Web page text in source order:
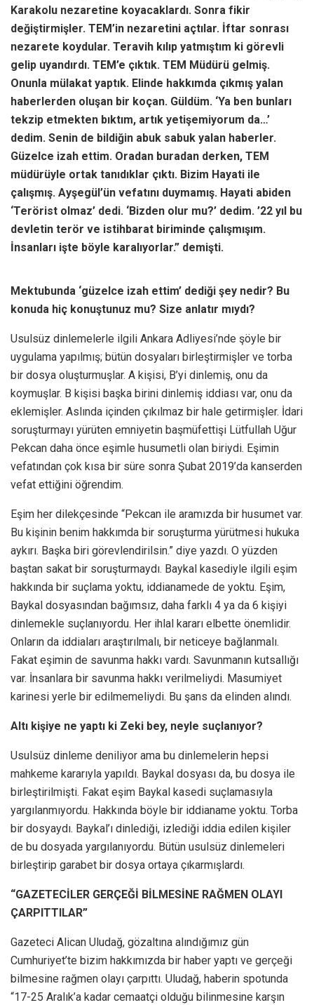
Karakolu nezaretine koyacaklardı. Sonra fikir
değiştirmişler. TEM’in nezaretini açtılar. İftar sonrası
nezarete koydular. Teravih kılıp yatmıştım ki görevli
gelip uyandırdı. TEM’e çıktık. TEM Müdürü gelmiş.
Onunla mülakat yaptık. Elinde hakkımda çıkmış yalan
haberlerden oluşan bir koçan. Güldüm. ‘Ya ben bunları
tekzip etmekten bıktım, artık yetişemiyorum da…’
dedim. Senin de bildiğin abuk sabuk yalan haberler.
Güzelce izah ettim. Oradan buradan derken, TEM
müdürüyle ortak tanıdıklar çıktı. Bizim Hayati ile
çalışmış. Ayşegül’ün vefatını duymamış. Hayati abiden
‘Terörist olmaz’ dedi. ‘Bizden olur mu?’ dedim. ’22 yıl bu
devletin terör ve istihbarat biriminde çalışmışım.
İnsanları işte böyle karalıyorlar.” demişti.
Mektubunda ‘güzelce izah ettim’ dediği şey nedir? Bu
konuda hiç konuştunuz mu? Size anlatır mıydı?
Usulsüz dinlemelerle ilgili Ankara Adliyesi’nde şöyle bir
uygulama yapılmış; bütün dosyaları birleştirmişler ve torba
bir dosya oluşturmuşlar. A kişisi, B’yi dinlemiş, onu da
koymuşlar. B kişisi başka birini dinlemiş iddiası var, onu da
eklemişler. Aslında içinden çıkılmaz bir hale getirmişler. İdari
soruşturmayı yürüten emniyetin başmüfettişi Lütfullah Uğur
Pekcan daha önce eşimle husumetli olan biriydi. Eşimin
vefatından çok kısa bir süre sonra Şubat 2019’da kanserden
vefat ettiğini öğrendim.
Eşim her dilekçesinde “Pekcan ile aramızda bir husumet var.
Bu kişinin benim hakkımda bir soruşturma yürütmesi hukuka
aykırı. Başka biri görevlendirilsin.” diye yazdı. O yüzden
baştan sakat bir soruşturmaydı. Baykal kasediyle ilgili eşim
hakkında bir suçlama yoktu, iddianamede de yoktu. Eşim,
Baykal dosyasından bağımsız, daha farklı 4 ya da 6 kişiyi
dinlemekle suçlanıyordu. Her ihlal kararı elbette önemlidir.
Onların da iddiaları araştırılmalı, bir neticeye bağlanmalı.
Fakat eşimin de savunma hakkı vardı. Savunmanın kutsallığı
var. İnsanlara bir savunma hakkı verilmeliydi. Masumiyet
karinesi yerle bir edilmemeliydi. Bu şans da elinden alındı.
Altı kişiye ne yaptı ki Zeki bey, neyle suçlanıyor?
Usulsüz dinleme deniliyor ama bu dinlemelerin hepsi
mahkeme kararıyla yapıldı. Baykal dosyası da, bu dosya ile
birleştirilmişti. Fakat eşim Baykal kasedi suçlamasıyla
yargılanmıyordu. Hakkında böyle bir iddianame yoktu. Torba
bir dosyaydı. Baykal’ı dinlediği, izlediği iddia edilen kişiler
de bu dosyada yargılanıyordu. Bütün usulsüz dinlemeleri
birleştirip garabet bir dosya ortaya çıkarmışlardı.
“GAZETECİLER GERÇEĞİ BİLMESİNE RAĞMEN OLAYI
ÇARPITTILAR”
Gazeteci Alican Uludağ, gözaltına alındığımız gün
Cumhuriyet’te bizim hakkımızda bir haber yaptı ve gerçeği
bilmesine rağmen olayı çarpıttı. Uludağ, haberin spotunda
“17-25 Aralık’a kadar cemaatçi olduğu bilinmesine karşın